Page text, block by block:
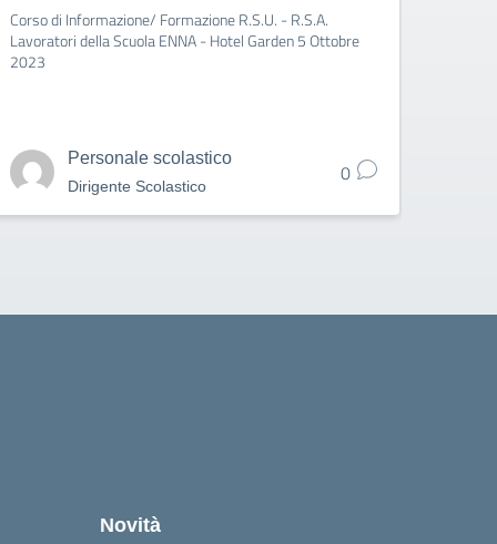
Corso di Informazione/ Formazione R.S.U. - R.S.A.
Lavoratori della Scuola ENNA - Hotel Garden 5 Ottobre
2023
Personale scolastico
Dirigente Scolastico 0
Novità